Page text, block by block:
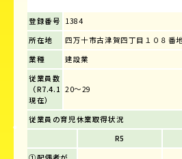
登録番号 1384
所在地
四万十市古津賀四丁目１０８番
業種
建設業
従業員数
（R7.4.1
現在）
20～29
従業員の育児休業取得状況
R5